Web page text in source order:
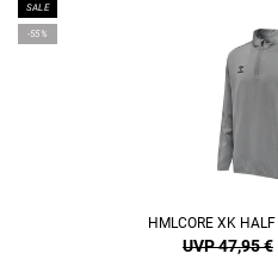
SALE
-55%
HMLCORE XK
UVP 47,95 €